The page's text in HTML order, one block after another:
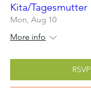
Kita/Tagesmutter
Mon, Aug 10
More info
RSVP